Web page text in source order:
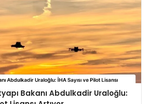
Bakanı Abdulkadir Uraloğlu: